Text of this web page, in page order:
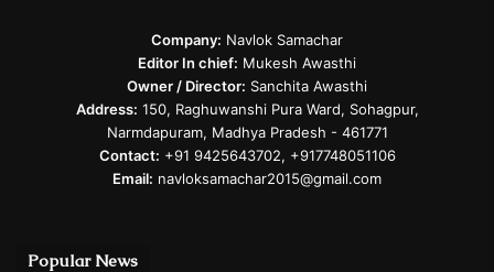
Company: Navlok Samachar
Editor In chief: Mukesh Awasthi
Owner / Director: Sanchita Awasthi
Address: 150, Raghuwanshi Pura Ward, Sohagpur,
Narmdapuram, Madhya Pradesh - 461771
Contact: +91 9425643702, +917748051106
Email: navloksamachar2015@gmail.com
Popular News